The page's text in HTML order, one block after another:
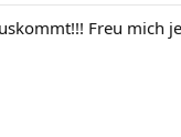
Freu mich